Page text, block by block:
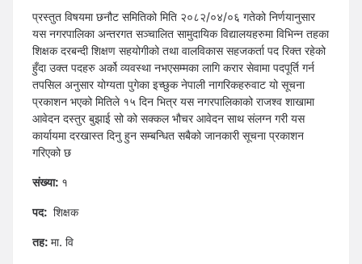
प्रस्तुत विषयमा छनौट समितिको मिति २०८२/०४/०६ गतेको निर्णयानुसार
यस नगरपालिका अन्तरगत सञ्चालित सामुदायिक विद्यालयहरुमा विभिन्न तहका
शिक्षक दरबन्दी शिक्षण सहयोगीको तथा वालविकास सहजकर्ता पद रिक्त रहेको
हुँदा उक्त पदहरु अर्को व्यवस्था नभएसम्मका लागि करार सेवामा पदपूर्ति गर्न
तपसिल अनुसार योग्यता पुगेका इच्छुक नेपाली नागरिकहरुवाट यो सूचना
प्रकाशन भएको मितिले १५ दिन भित्र यस नगरपालिकाको राजश्व शाखामा
आवेदन दस्तुर बुझाई सो को सक्कल भौचर आवेदन साथ संलग्न गरी यस
कार्यायमा दरखास्त दिनु हुन सम्बन्धित सबैको जानकारी सूचना प्रकाशन
गरिएको छ
संख्या: १
पद: शिक्षक
तह: मा. वि